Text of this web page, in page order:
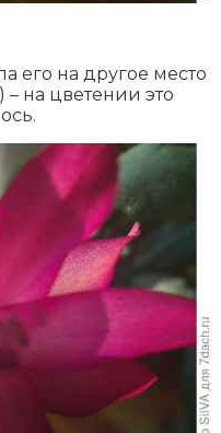
его на другое место
– на цветении это